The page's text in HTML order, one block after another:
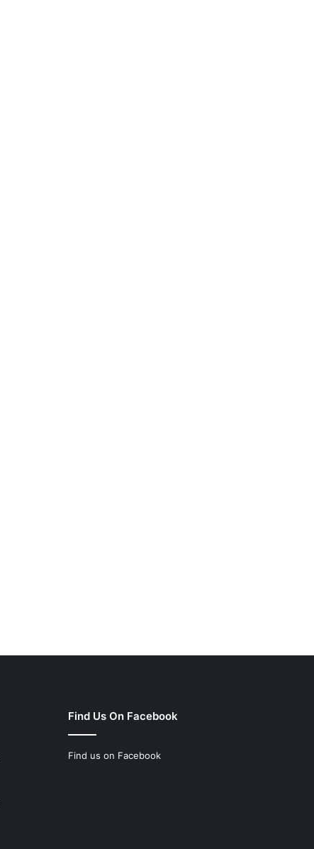
Find Us On Facebook
Find us on Facebook